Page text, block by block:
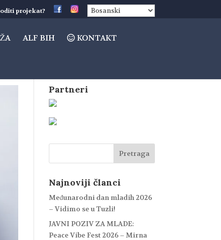
projekat?
ALF BIH KONTAKT
Partneri
Najnoviji članci
Međunarodni dan mladih 2026
– Vidimo se u Tuzli!
JAVNI POZIV ZA MLADE:
Peace Vibe Fest 2026 – Mirna